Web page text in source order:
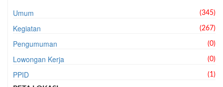
Umum (345)
Kegiatan (267)
Pengumuman (0)
Lowongan Kerja (0)
PPID (1)